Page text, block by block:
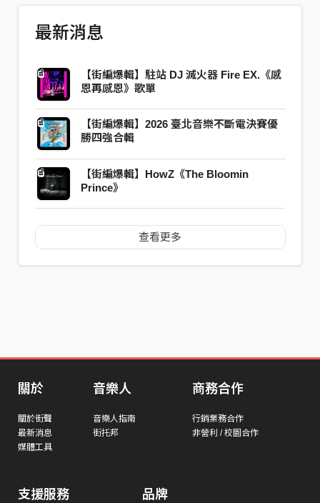
最新消息
【街編爆輯】駐站 DJ 滅火器 Fire EX.《感
恩再感恩》歌單
【街編爆輯】2026 臺北音樂不斷電決賽優
勝四強合輯
【街編爆輯】HowZ《The Bloomin
Prince》
查看更多
關於
關於街聲
最新消息
媒體工具
音樂人
音樂人指南
街托邦
商務合作
行銷業務合作
非營利 / 校園合作
支援服務 品牌